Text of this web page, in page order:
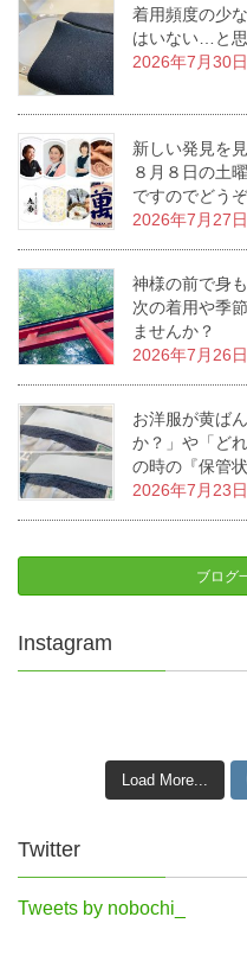
着用頻度の少
はいない…と
2026年7月30日
新しい発見を
８月８日の土
ですのでどう
2026年7月27日
神様の前で身
次の着用や季
ませんか？
2026年7月26日
お洋服が黄ば
か？」や「ど
の時の『保管
2026年7月23日
ブログ
Instagram
Load More...
Twitter
Tweets by nobochi_